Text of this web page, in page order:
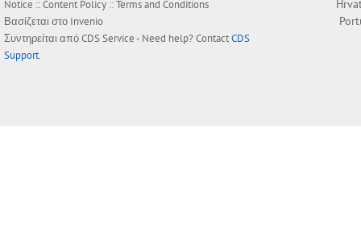
Notice ::Content Policy ::Terms and Conditions
Βασίζεται στο Invenio
Συντηρείται απόCDS Service- Need help? ContactCDS
Support.